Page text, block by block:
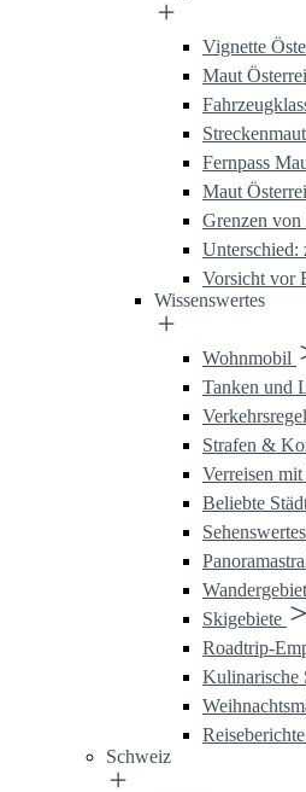
Vignette
Maut
Fernpass
Maut
Grenzen von
Unterschied:
Vorsicht vor
Wissenswertes
Wohnmobil
Tanken und
Strafen &
Verreisen mit
Beliebte
Skigebiete
Roadtrip-
Kulinarische
Reiseberichte
Schweiz